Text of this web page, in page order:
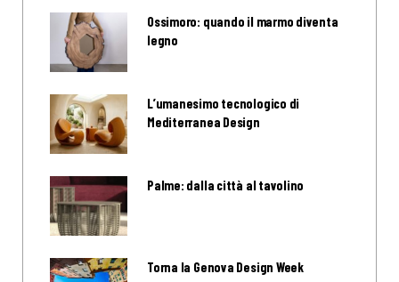
Ossimoro: quando il marmo diventa
legno
L’umanesimo tecnologico di
Mediterranea Design
Palme: dalla città al tavolino
Torna la Genova Design Week